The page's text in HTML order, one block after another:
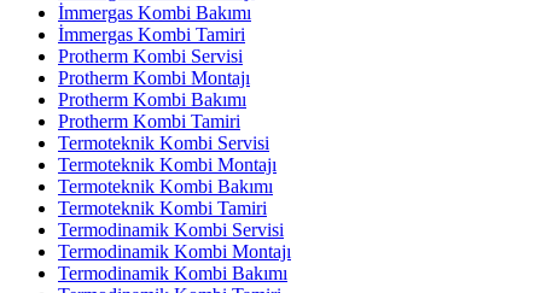
İmmergas Kombi Bakımı
İmmergas Kombi Tamiri
Protherm Kombi Servisi
Protherm Kombi Montajı
Protherm Kombi Bakımı
Protherm Kombi Tamiri
Termoteknik Kombi Servisi
Termoteknik Kombi Montajı
Termoteknik Kombi Bakımı
Termoteknik Kombi Tamiri
Termodinamik Kombi Servisi
Termodinamik Kombi Montajı
Termodinamik Kombi Bakımı